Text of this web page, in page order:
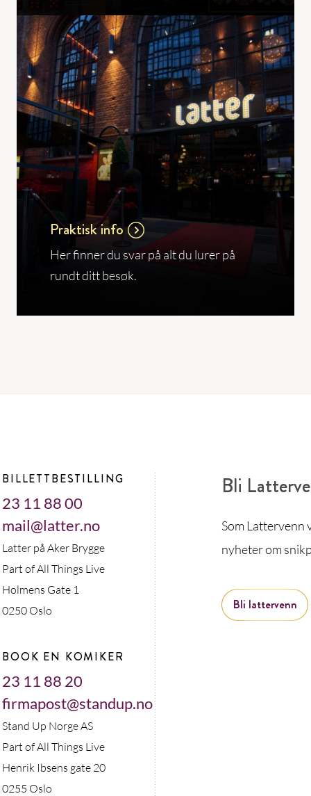
Praktisk info
Her finner du svar på alt du lurer på
rundt ditt besøk.
BILLETTBESTILLING
23 11 88 00
mail@latter.no
Latter på Aker Brygge
Part of All Things Live
Holmens Gate 1
0250 Oslo
BOOK EN KOMIKER
23 11 88 20
firmapost@standup.no
Stand Up Norge AS
Part of All Things Live
Henrik Ibsens gate 20
0255 Oslo
Bli
Som Lattervenn
nyheter om
Bli lattervenn